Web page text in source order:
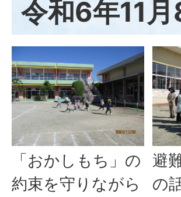
令和6年11
「おかしもち」の
約束を守りながら
避
の